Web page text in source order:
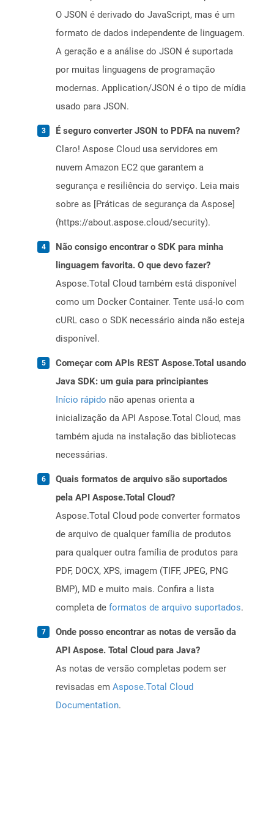
O JSON é derivado do JavaScript, mas é um
formato de dados independente de linguagem.
A geração e a análise do JSON é suportada
por muitas linguagens de programação
modernas. Application/JSON é o tipo de mídia
usado para JSON.
É seguro converter JSON to PDFA na nuvem?
Claro! Aspose Cloud usa servidores em
nuvem Amazon EC2 que garantem a
segurança e resiliência do serviço. Leia mais
sobre as [Práticas de segurança da Aspose]
(https://about.aspose.cloud/security).
Não consigo encontrar o SDK para minha
linguagem favorita. O que devo fazer?
Aspose.Total Cloud também está disponível
como um Docker Container. Tente usá-lo com
cURL caso o SDK necessário ainda não esteja
disponível.
Começar com APIs REST Aspose.Total usando
Java SDK: um guia para principiantes
Início rápido não apenas orienta a
inicialização da API Aspose.Total Cloud, mas
também ajuda na instalação das bibliotecas
necessárias.
Quais formatos de arquivo são suportados
pela API Aspose.Total Cloud?
Aspose.Total Cloud pode converter formatos
de arquivo de qualquer família de produtos
para qualquer outra família de produtos para
PDF, DOCX, XPS, imagem (TIFF, JPEG, PNG
BMP), MD e muito mais. Confira a lista
completa de formatos de arquivo suportados.
Onde posso encontrar as notas de versão da
API Aspose. Total Cloud para Java?
As notas de versão completas podem ser
revisadas em Aspose.Total Cloud
Documentation.